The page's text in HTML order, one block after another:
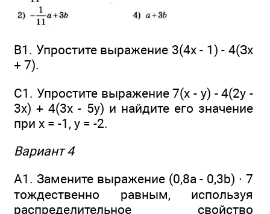
В1. Упростите выражение 3(4x - 1) - 4(Зx
+ 7).
C1. Упростите выражение 7(x - y) - 4(2y -
3x) + 4(3x - 5y) и найдите его значение
при х = -1, у = -2.
Вариант 4
А1. Замените выражение (0,8а - 0,3b) ∙ 7
тождественно равным, используя
распределительное свойство